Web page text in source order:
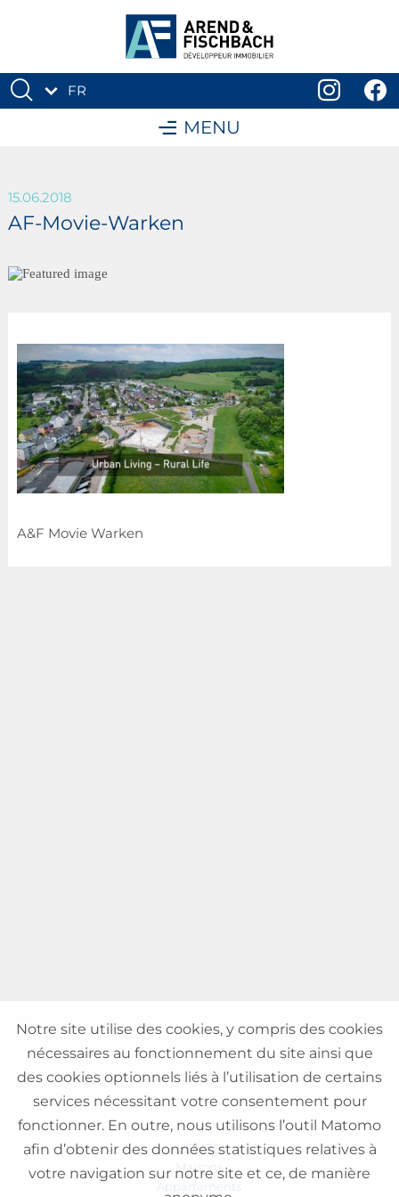
FR
MENU
15.06.2018
AF-Movie-Warken
A&F Movie Warken
VENTE
Maisons
Appartements
Notre site utilise des cookies, y compris des cookies
nécessaires au fonctionnement du site ainsi que
des cookies optionnels liés à l’utilisation de certains
services nécessitant votre consentement pour
fonctionner. En outre, nous utilisons l’outil Matomo
afin d’obtenir des données statistiques relatives à
votre navigation sur notre site et ce, de manière